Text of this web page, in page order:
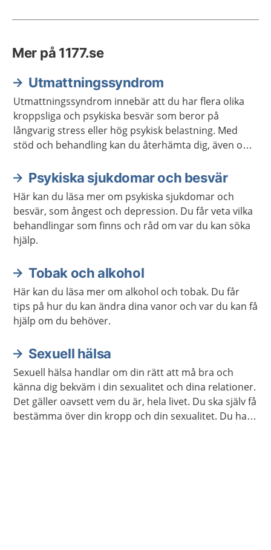
Mer på 1177.se
Utmattningssyndrom
Utmattningssyndrom innebär att du har flera olika
kroppsliga och psykiska besvär som beror på
långvarig stress eller hög psykisk belastning. Med
stöd och behandling kan du återhämta dig, även om
vissa tar återhämtningen lång tid.
Psykiska sjukdomar och besvär
Här kan du läsa mer om psykiska sjukdomar och
besvär, som ångest och depression. Du får veta vilka
behandlingar som finns och råd om var du kan söka
hjälp.
Tobak och alkohol
Här kan du läsa mer om alkohol och tobak. Du får
tips på hur du kan ändra dina vanor och var du kan få
hjälp om du behöver.
Sexuell hälsa
Sexuell hälsa handlar om din rätt att må bra och
känna dig bekväm i din sexualitet och dina relationer.
Det gäller oavsett vem du är, hela livet. Du ska själv få
bestämma över din kropp och din sexualitet. Du har